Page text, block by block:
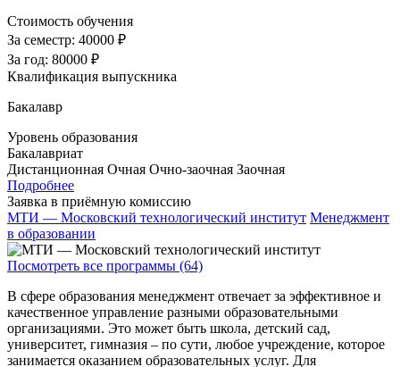
Стоимость обучения
За семестр: 40000 ₽
За год: 80000 ₽
Квалификация выпускника
Бакалавр
Уровень образования
Бакалавриат
Дистанционная Очная Очно-заочная Заочная
Подробнее
Заявка в приёмную комиссию
МТИ — Московский технологический институт Менеджмент
в образовании
Посмотреть все программы (64)
В сфере образования менеджмент отвечает за эффективное и
качественное управление разными образовательными
организациями. Это может быть школа, детский сад,
университет, гимназия – по сути, любое учреждение, которое
занимается оказанием образовательных услуг. Для